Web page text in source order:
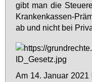
gibt man die
Kran­ken­kas­sen-
ab und nicht bei
Am 14. Ja­nu­ar